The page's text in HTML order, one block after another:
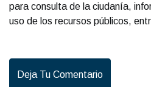
para consulta de la ciudanía,
uso de los recursos públicos,
Deja Tu Comentario